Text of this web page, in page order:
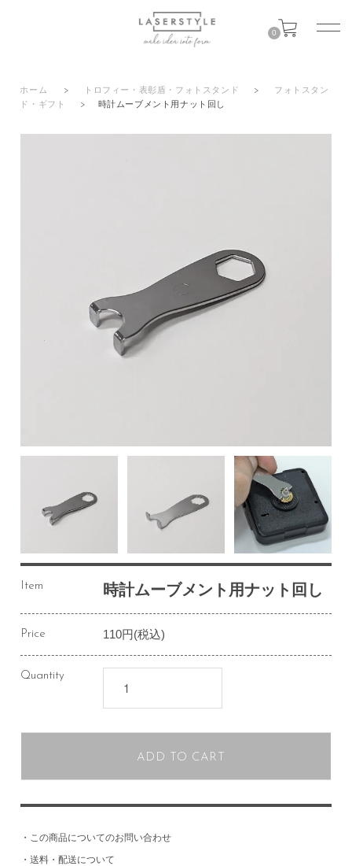
0
ホーム > トロフィー・表彰盾・フォトスタンド >
フォトスタン
ド・ギフト
> 時計ムーブメント用ナット回し
Item 時計ムーブメント用ナット回し
Price 110円(税込)
Quantity
ADD TO CART
・ この商品についてのお問い合わせ
・ 送料・配送について